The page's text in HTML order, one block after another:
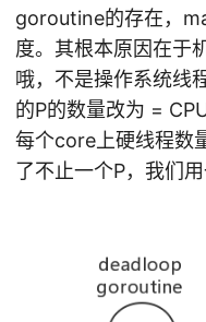
goroutine的存在，
度。其根本原因在于
哦，不是操作系统线
的P的数量改为 =
每个core上硬线程数
了不止一个P，我们